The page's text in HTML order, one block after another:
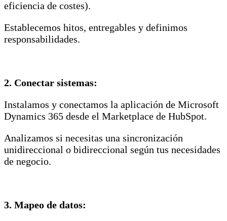
eficiencia de costes).
Establecemos hitos, entregables y definimos
responsabilidades.
2. Conectar sistemas:
Instalamos y conectamos la aplicación de Microsoft
Dynamics 365 desde el Marketplace de HubSpot.
Analizamos si necesitas una sincronización
unidireccional o bidireccional según tus necesidades
de negocio.
3. Mapeo de datos: